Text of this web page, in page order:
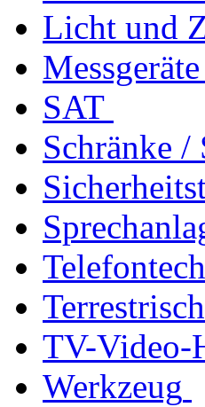
Licht und
Messgeräte
SAT
Schränke /
TV-Video-
Werkzeug